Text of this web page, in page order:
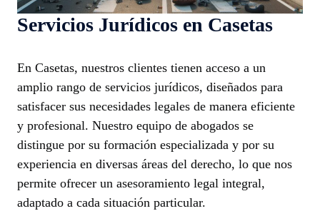
Servicios Jurídicos en Casetas
En Casetas, nuestros clientes tienen acceso a un
amplio rango de servicios jurídicos, diseñados para
satisfacer sus necesidades legales de manera eficiente
y profesional. Nuestro equipo de abogados se
distingue por su formación especializada y por su
experiencia en diversas áreas del derecho, lo que nos
permite ofrecer un asesoramiento legal integral,
adaptado a cada situación particular.